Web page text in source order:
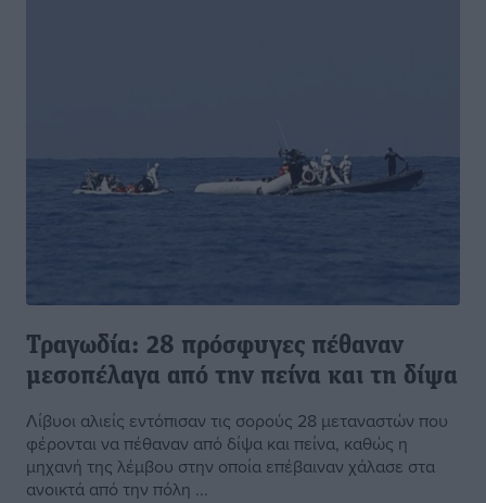
Τραγωδία: 28 πρόσφυγες πέθαναν
μεσοπέλαγα από την πείνα και τη δίψα
Λίβυοι αλιείς εντόπισαν τις σορούς 28 μεταναστών που
φέρονται να πέθαναν από δίψα και πείνα, καθώς η
μηχανή της λέμβου στην οποία επέβαιναν χάλασε στα
ανοικτά από την πόλη ...